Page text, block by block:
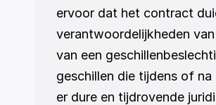
ervoor dat het contract
verantwoordelijkheden
van een
geschillen die tijdens of
er dure en tijdrovende